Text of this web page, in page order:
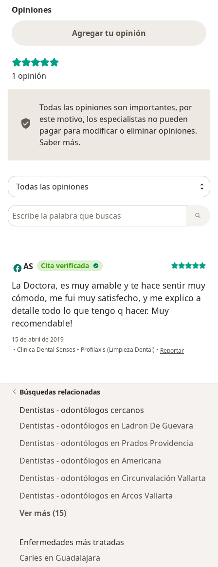
Opiniones
Agregar tu opinión
1 opinión
Todas las opiniones son importantes, por
este motivo, los especialistas no pueden
pagar para modificar o eliminar opiniones.
Saber más.
Busca en opiniones
A AS Cita verificada
La Doctora, es muy amable y te hace sentir muy
cómodo, me fui muy satisfecho, y me explico a
detalle todo lo que tengo q hacer. Muy
recomendable!
15 de abril de 2019
• Clinica Dental Senses • Profilaxis (Limpieza Dental) • en opinión del
Reportar
Búsquedas relacionadas
Dentistas - odontólogos cercanos
Dentistas - odontólogos en Ladron De Guevara
Dentistas - odontólogos en Prados Providencia
Dentistas - odontólogos en Americana
Dentistas - odontólogos en Circunvalación Vallarta
Dentistas - odontólogos en Arcos Vallarta
Ver más (15)
Enfermedades más tratadas
Caries en Guadalajara